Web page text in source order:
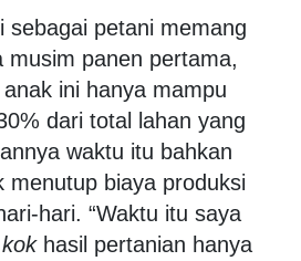
sebagai petani memang
musim panen pertama,
ini hanya mampu
dari total lahan yang
waktu itu bahkan
menutup biaya produksi
hari. “Waktu itu saya
kokhasil pertanian hanya